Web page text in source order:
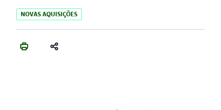
NOVAS AQUISIÇÕES